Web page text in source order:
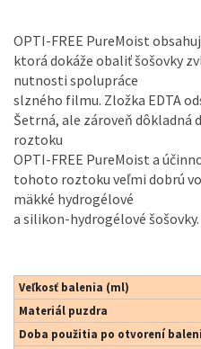
OPTI-FREE PureMoist
ktorá dokáže obaliť šošovky
nutnosti spolupráce
slzného filmu. Zložka EDTA
Šetrná, ale zároveň dôkladná
roztoku
OPTI-FREE PureMoist a
tohoto roztoku veľmi dobrú
mäkké hydrogélové
a silikon-hydrogélové šošovky.
Veľkosť balenia (ml)
Materiál puzdra
Doba použitia po otvorení